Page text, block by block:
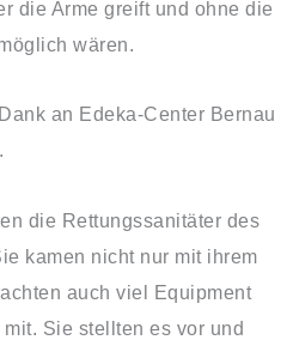
die Arme greift und ohne die
wären.
an Edeka-Center Bernau
die Rettungssanitäter des
kamen nicht nur mit ihrem
auch viel Equipment
Sie stellten es vor und